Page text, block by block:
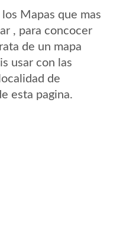
Mapas que mas
, para concocer
de un mapa
usar con las
de
esta pagina.